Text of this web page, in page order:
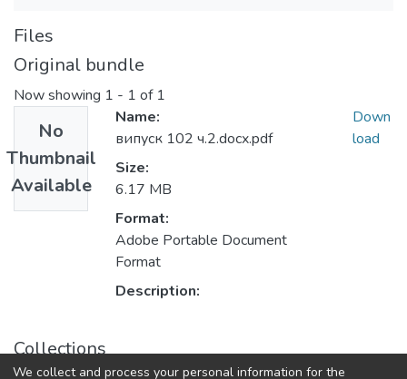
Files
Original bundle
Now showing 1 - 1 of 1
No
Thumbnail
Available
Name:
випуск 102 ч.2.docx.pdf
Size:
6.17 MB
Format:
Adobe Portable Document
Format
Description:
Down
load
Collections
We collect and process your personal information for the